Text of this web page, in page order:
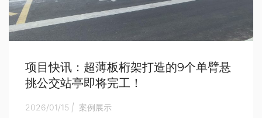
项目快讯：超薄板桁架打造的9个单臂悬
挑公交站亭即将完工！
2026/01/15 | 案例展示